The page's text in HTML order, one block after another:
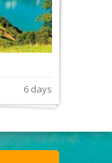
6 days